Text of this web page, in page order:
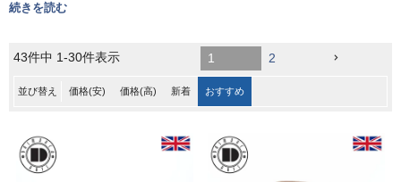
続きを読む
並び替え 価格(安) 価格(高) 新着 おすすめ
43件中 1-30件表示 1 2